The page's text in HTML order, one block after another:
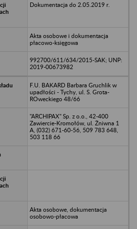
Dokumentacja do 2.05.2019 r.
Akta osobowe i dokumentacja
płacowo-księgowa
992700/611/634/2015-SAK; UNP:
2019-00673982
F.U. BAKARD Barbara Gruchlik w
upadłości - Tychy, ul. S. Grota-
ROweckiego 48/66
"ARCHIPAX" Sp. z o.o., 42-400
Zawiercie-Kromołów, ul. Żniwna 1
A, (032) 671-60-56, 509 783 648,
503 118 66
Akta osobowe, dokumentacja
osobowo-płacowa